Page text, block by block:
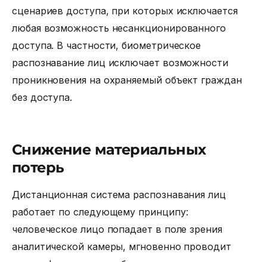
сценариев доступа, при которых исключается
любая возможность несанкционированного
доступа. В частности, биометрическое
распознавание лиц исключает возможности
проникновения на охраняемый объект граждан
без доступа.
Снижение материальных
потерь
Дистанционнаясистема распознавания лиц
работает по следующему принципу:
человеческое лицо попадает в поле зрения
аналитической камеры, мгновенно проводит